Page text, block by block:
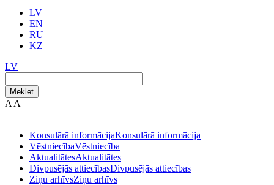
LV
EN
RU
KZ
LV
Meklēt
A A
Konsulārā informācijaKonsulārā informācija
VēstniecībaVēstniecība
AktualitātesAktualitātes
Divpusējās attiecībasDivpusējās attiecības
Ziņu arhīvsZiņu arhīvs